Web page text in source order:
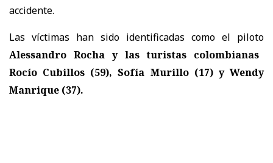
accidente.
Las víctimas han sido identificadas como el piloto
Alessandro Rocha y las turistas colombianas
Rocío Cubillos (59), Sofía Murillo (17) y Wendy
Manrique (37).